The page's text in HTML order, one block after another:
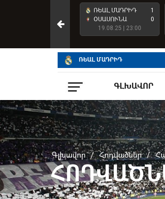
ԱՏԼԵՏԻԿ ԲԻԼԲԱՈ
ՌԵԱԼ ՄԱԴՐԻԴ
1
ՕՍԱՍՈՒՆԱ
0
19.08.25 | 23:00
ՌԵԱԼ ՄԱԴՐԻԴ
ԳԼԽԱՎՈՐ
Գլխավոր / Հոդվածներ /